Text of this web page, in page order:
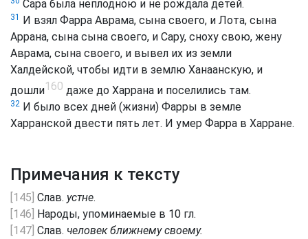
Сара была неплодною и не рождала детей.
31 И взял Фарра Аврама, сына своего, и Лота, сына
Аррана, сына сына своего, и Сару, сноху свою, жену
Аврама, сына своего, и вывел их из земли
Халдейской, чтобы идти в землю Ханаанскую, и
дошли160 даже до Харрана и поселились там.
32 И было всех дней (жизни) Фарры в земле
Харранской двести пять лет. И умер Фарра в Харране.
Примечания к тексту
[145] Слав. устне.
[146] Народы, упоминаемые в 10 гл.
[147] Слав. человек ближнему своему.